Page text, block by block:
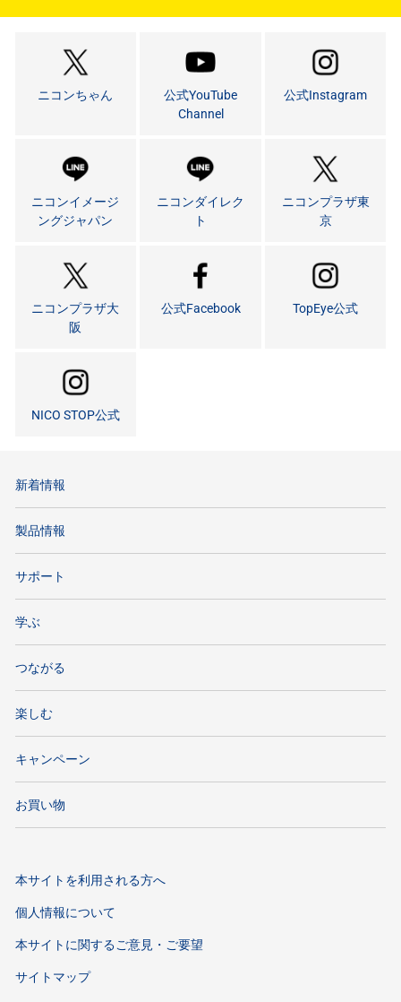
ニコンちゃん
公式YouTube
Channel
公式Instagram
ニコンイメージ
ングジャパン
ニコンダイレク
ト
ニコンプラザ東
京
ニコンプラザ大
阪
公式Facebook TopEye公式
NICO STOP公式
新着情報
製品情報
サポート
学ぶ
つながる
楽しむ
キャンペーン
お買い物
本サイトを利用される方へ
個人情報について
本サイトに関するご意見・ご要望
サイトマップ